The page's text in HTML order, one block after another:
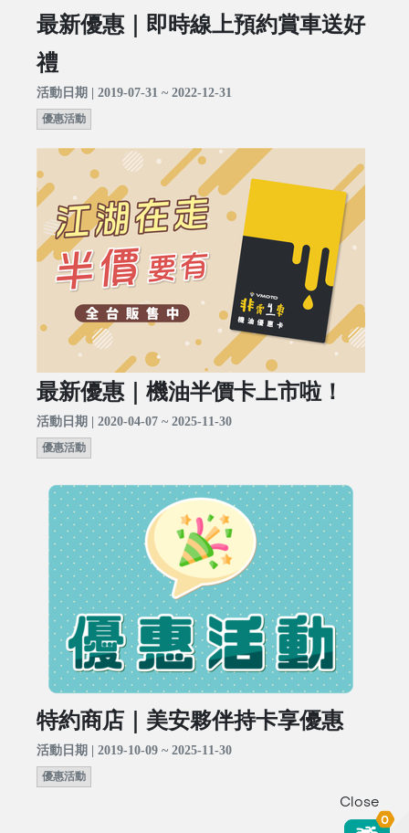
最新優惠｜即時線上預約賞車送好
禮
活動日期 | 2019-07-31 ~ 2022-12-31
優惠活動
最新優惠｜機油半價卡上市啦！
活動日期 | 2020-04-07 ~ 2025-11-30
優惠活動
特約商店｜美安夥伴持卡享優惠
活動日期 | 2019-10-09 ~ 2025-11-30
優惠活動
Close
0